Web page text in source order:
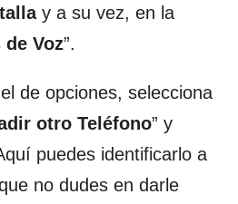
y a su vez, en la
Voz”.
de opciones, selecciona
otro Teléfono” y
puedes identificarlo a
no dudes en darle